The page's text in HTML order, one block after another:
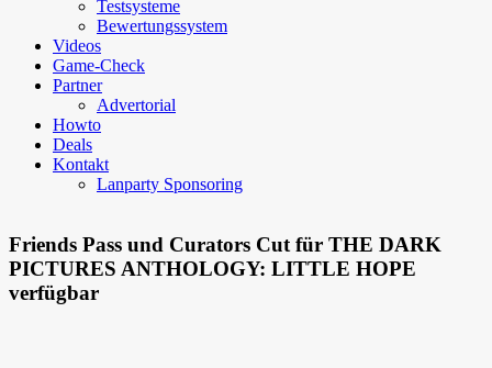
Testsysteme
Bewertungssystem
Videos
Game-Check
Partner
Advertorial
Howto
Deals
Kontakt
Lanparty Sponsoring
Friends Pass und Curators Cut für THE DARK
PICTURES ANTHOLOGY: LITTLE HOPE
verfügbar